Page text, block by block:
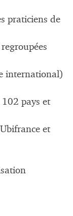
praticiens de
international)
pays et
et